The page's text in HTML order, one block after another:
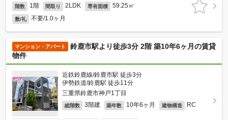
階数 1階 間取り 2LDK 専有面積 59.25㎡
敷/礼 不要/1.0ヶ月
マンション・アパート
鈴鹿市駅より徒歩3分 2階 築10年6ヶ月の賃貸
物件
近鉄鈴鹿線/鈴鹿市駅 徒歩3分
伊勢鉄道/鈴鹿駅 徒歩11分
三重県鈴鹿市神戸1丁目
総階数 3階建 築年数 10年6ヶ月 建物構造 RC